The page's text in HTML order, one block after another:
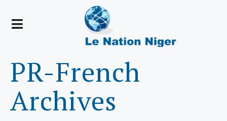
PR-French
Archives